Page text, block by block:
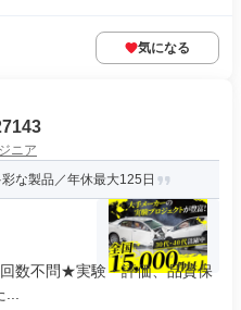
気になる
ニア
な製品／年休最大125日
数不問★実験・評価、品質保